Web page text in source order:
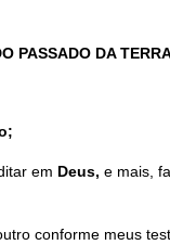
PASSADO DA
em Deus, e mais,
conforme meus